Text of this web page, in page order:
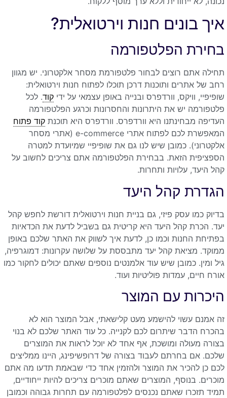
איך בונים חנות וירטואלית?
בחירת הפלטפורמה
תחילה אתם רוצים לבחור פלטפורמת מסחר אלקטרוני. יש מגוון
רחב של אתרים ותוכנות דרכן תוכלו לפתוח חנות וירטואלית:
שופיפיי, וויקס, וורדפרס ובנייה באופן עצמאי על ידי קוד. לכל
פלטפורמה יש את היתרונות והחסרונות וכרגע הפלטפורמה
העדיפה מבחינתנו היא וורדפרס. וורדפרס היא תוכנת קוד פתוח
המאפשרת לכם לפתוח אתרי e-commerce (אתרי מסחר
אלקטרוני). כמובן שיש לנו גם את שופיפיי שמיועדת למטרה
הספציפית הזאת. בבחירת הפלטפורמה אתם צריכים לחשוב על
קהל היעד, עלויות ותחרות.
הגדרת קהל היעד
בדיוק כמו עסק פיזי, גם בניית חנות וירטואלית דורשת לחפש קהל
יעד. הכרת קהל היעד היא קריטית גם בשביל לדעת את הכדאיות
בפתיחת החנות וכמו כן, לדעת איך לשווק את האתר שלכם באופן
ממוקד. מציאת קהל יעד מתבססת על שלושה עקרונות: דמוגרפיה,
גיל ומין. כמובן שיש עוד אלמנטים נוספים שאתם יכולים לחקור כמו
אורח חיים, עמדות פוליטיות ועוד.
היכרות עם המוצר
זה אמנם עשוי להישמע מעט קלישאתי, אבל המוצר הוא לא
בהכרח הדבר שיתרום לכם לקנייה. כל עוד האתר שלכם לא בנוי
בצורה מעולה ומושכת, אף אחד לא יוכל לראות את המוצרים
שלכם. אם בחרתם לעבוד בצורה של דרופשיפינג, היינו ממליצים
לכם כן להכיר את המוצר ולהזמין אחד כדי שבאמת תדעו מה אתם
מוכרים. בנוסף, המוצרים שאתם מוכרים צריכים להיות ייחודיים,
תמיד תזכרו שאתם נכנסים לפלטפורמה עם תחרות גבוהה וכמובן